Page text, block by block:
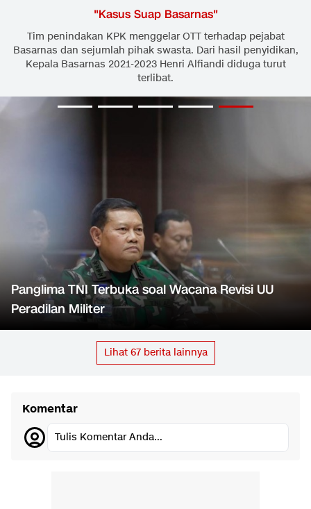
"Kasus Suap Basarnas"
Tim penindakan KPK menggelar OTT terhadap pejabat
Basarnas dan sejumlah pihak swasta. Dari hasil penyidikan,
Kepala Basarnas 2021-2023 Henri Alfiandi diduga turut
terlibat.
Panglima TNI Terbuka soal Wacana Revisi UU
Peradilan Militer
Lihat 67berita lainnya
Komentar
Tulis Komentar Anda...